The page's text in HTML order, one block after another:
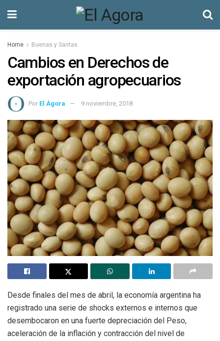
Home Buenas y Santas
Cambios en Derechos de
exportación agropecuarios
Por El Ágora 9 noviembre, 2018
Desde finales del mes de abril, la economía argentina ha
registrado una serie de shocks externos e internos que
desembocaron en una fuerte depreciación del Peso,
aceleración de la inflación y contracción del nivel de